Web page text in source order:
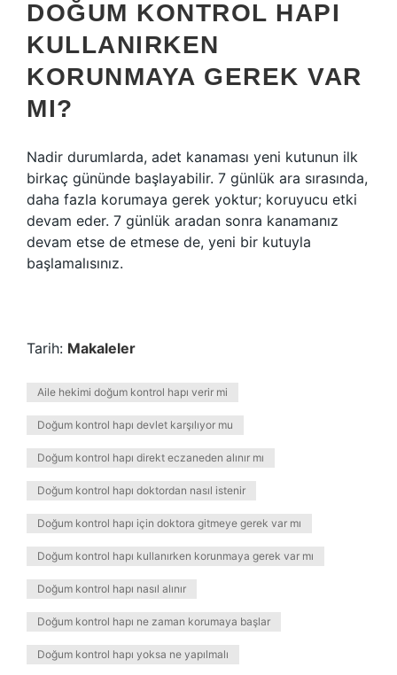
DOĞUM KONTROL HAPI
KULLANIRKEN
KORUNMAYA GEREK VAR
MI?
Nadir durumlarda, adet kanaması yeni kutunun ilk
birkaç gününde başlayabilir. 7 günlük ara sırasında,
daha fazla korumaya gerek yoktur; koruyucu etki
devam eder. 7 günlük aradan sonra kanamanız
devam etse de etmese de, yeni bir kutuyla
başlamalısınız.
Tarih: Makaleler
Aile hekimi doğum kontrol hapı verir mi
Doğum kontrol hapı devlet karşılıyor mu
Doğum kontrol hapı direkt eczaneden alınır mı
Doğum kontrol hapı doktordan nasıl istenir
Doğum kontrol hapı için doktora gitmeye gerek var mı
Doğum kontrol hapı kullanırken korunmaya gerek var mı
Doğum kontrol hapı nasıl alınır
Doğum kontrol hapı ne zaman korumaya başlar
Doğum kontrol hapı yoksa ne yapılmalı